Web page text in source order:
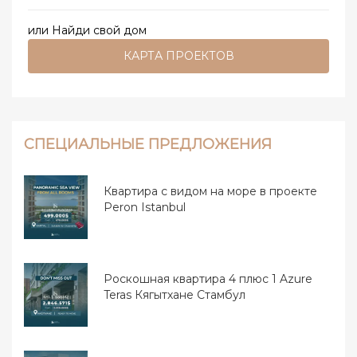
устойчивость, что делает его
привлекательным направлением как для
или Найди свой дом
КАРТА ПРОЕКТОВ
СПЕЦИАЛЬНЫЕ ПРЕДЛОЖЕНИЯ
Квартира с видом на море в проекте
Peron Istanbul
Роскошная квартира 4 плюс 1 Azure
Teras Кягытхане Стамбул